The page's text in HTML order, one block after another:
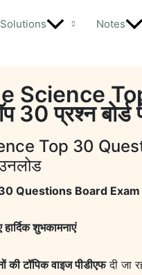
Solutions Notes
Science
30 प्रश्न
Top 30
Board Exam
शुभकामनाएं
की टॉपिक वाइज पीडीएफदी जा